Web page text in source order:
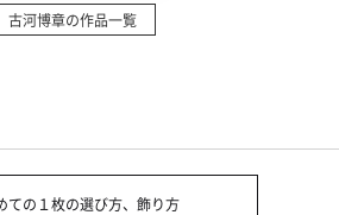
古河博章の作品一覧
ての１枚の選び方、飾り方